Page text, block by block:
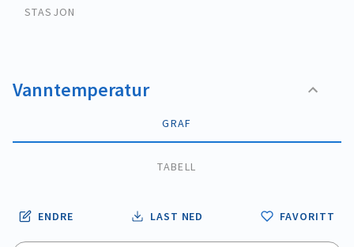
STASJON
Vanntemperatur
GRAF
TABELL
ENDRE LAST NED FAVORITT